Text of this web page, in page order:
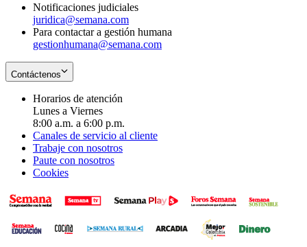
Notificaciones judiciales
juridica@semana.com
Para contactar a gestión humana
gestionhumana@semana.com
Contáctenos
Horarios de atención
Lunes a Viernes
8:00 a.m. a 6:00 p.m.
Canales de servicio al cliente
Trabaje con nosotros
Paute con nosotros
Cookies